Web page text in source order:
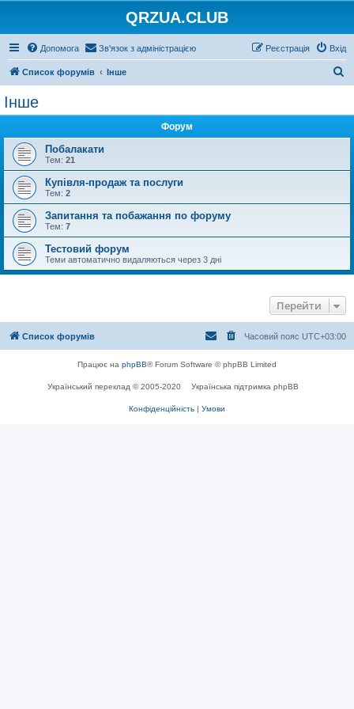
QRZUA.CLUB
Допомога Зв'язок з адміністрацією Вхід
Реєстрація
Список форумів Інше
Інше
Форум
Побалакати
Тем: 21
Купівля-продаж та послуги
Тем: 2
Запитання та побажання по форуму
Тем: 7
Тестовий форум
Теми автоматично видаляються через 3 дні
Перейти
Список форумів Часовий пояс UTC+03:00
Працює на phpBB® Forum Software © phpBB Limited
Український переклад © 2005-2020 Українська підтримка phpBB
Конфіденційність | Умови